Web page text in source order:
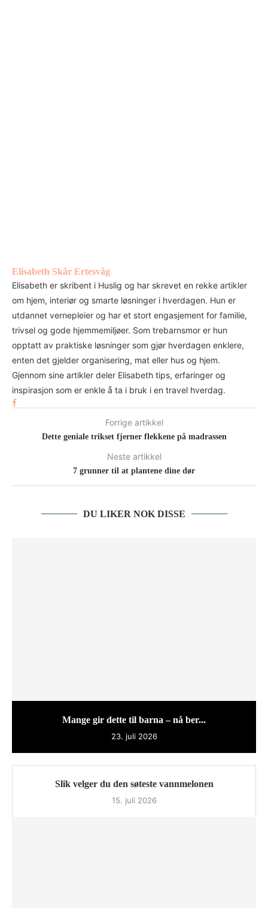
Elisabeth Skår Ertesvåg
Elisabeth er skribent i Huslig og har skrevet en rekke artikler
om hjem, interiør og smarte løsninger i hverdagen. Hun er
utdannet vernepleier og har et stort engasjement for familie,
trivsel og gode hjemmemiljøer. Som trebarnsmor er hun
opptatt av praktiske løsninger som gjør hverdagen enklere,
enten det gjelder organisering, mat eller hus og hjem.
Gjennom sine artikler deler Elisabeth tips, erfaringer og
inspirasjon som er enkle å ta i bruk i en travel hverdag.
Forrige artikkel
Dette geniale trikset fjerner flekkene på madrassen
Neste artikkel
7 grunner til at plantene dine dør
DU LIKER NOK DISSE
Mange gir dette til barna – nå ber...
23. juli 2026
Slik velger du den søteste vannmelonen
15. juli 2026